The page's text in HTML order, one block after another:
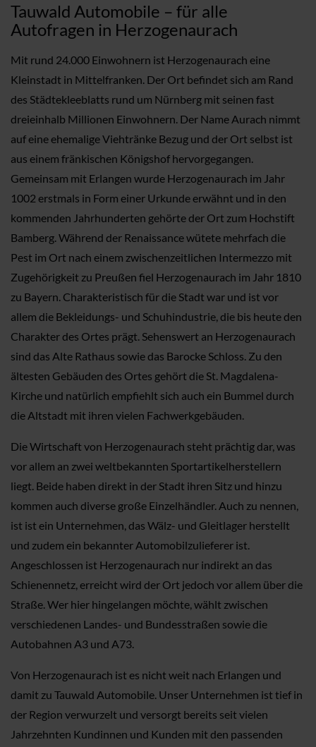
Tauwald Automobile – für alle
Autofragen in Herzogenaurach
Mit rund 24.000 Einwohnern ist Herzogenaurach eine
Kleinstadt in Mittelfranken. Der Ort befindet sich am Rand
des Städtekleeblatts rund um Nürnberg mit seinen fast
dreieinhalb Millionen Einwohnern. Der Name Aurach nimmt
auf eine ehemalige Viehtränke Bezug und der Ort selbst ist
aus einem fränkischen Königshof hervorgegangen.
Gemeinsam mit Erlangen wurde Herzogenaurach im Jahr
1002 erstmals in Form einer Urkunde erwähnt und in den
kommenden Jahrhunderten gehörte der Ort zum Hochstift
Bamberg. Während der Renaissance wütete mehrfach die
Pest im Ort nach einem zwischenzeitlichen Intermezzo mit
Zugehörigkeit zu Preußen fiel Herzogenaurach im Jahr 1810
zu Bayern. Charakteristisch für die Stadt war und ist vor
allem die Bekleidungs- und Schuhindustrie, die bis heute den
Charakter des Ortes prägt. Sehenswert an Herzogenaurach
sind das Alte Rathaus sowie das Barocke Schloss. Zu den
ältesten Gebäuden des Ortes gehört die St. Magdalena-
Kirche und natürlich empfiehlt sich auch ein Bummel durch
die Altstadt mit ihren vielen Fachwerkgebäuden.
Die Wirtschaft von Herzogenaurach steht prächtig dar, was
vor allem an zwei weltbekannten Sportartikelherstellern
liegt. Beide haben direkt in der Stadt ihren Sitz und hinzu
kommen auch diverse große Einzelhändler. Auch zu nennen,
ist ist ein Unternehmen, das Wälz- und Gleitlager herstellt
und zudem ein bekannter Automobilzulieferer ist.
Angeschlossen ist Herzogenaurach nur indirekt an das
Schienennetz, erreicht wird der Ort jedoch vor allem über die
Straße. Wer hier hingelangen möchte, wählt zwischen
verschiedenen Landes- und Bundesstraßen sowie die
Autobahnen A3 und A73.
Von Herzogenaurach ist es nicht weit nach Erlangen und
damit zu Tauwald Automobile. Unser Unternehmen ist tief in
der Region verwurzelt und versorgt bereits seit vielen
Jahrzehnten Kundinnen und Kunden mit den passenden